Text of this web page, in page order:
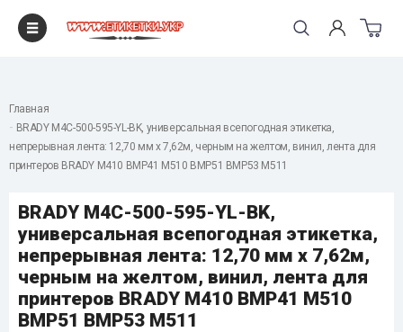
Главная
BRADY M4C-500-595-YL-BK, универсальная всепогодная этикетка,
непрерывная лента: 12,70 мм х 7,62м, черным на желтом, винил, лента для
принтеров BRADY M410 BMP41 M510 BMP51 BMP53 M511
BRADY M4C-500-595-YL-BK,
универсальная всепогодная этикетка,
непрерывная лента: 12,70 мм х 7,62м,
черным на желтом, винил, лента для
принтеров BRADY M410 BMP41 M510
BMP51 BMP53 M511